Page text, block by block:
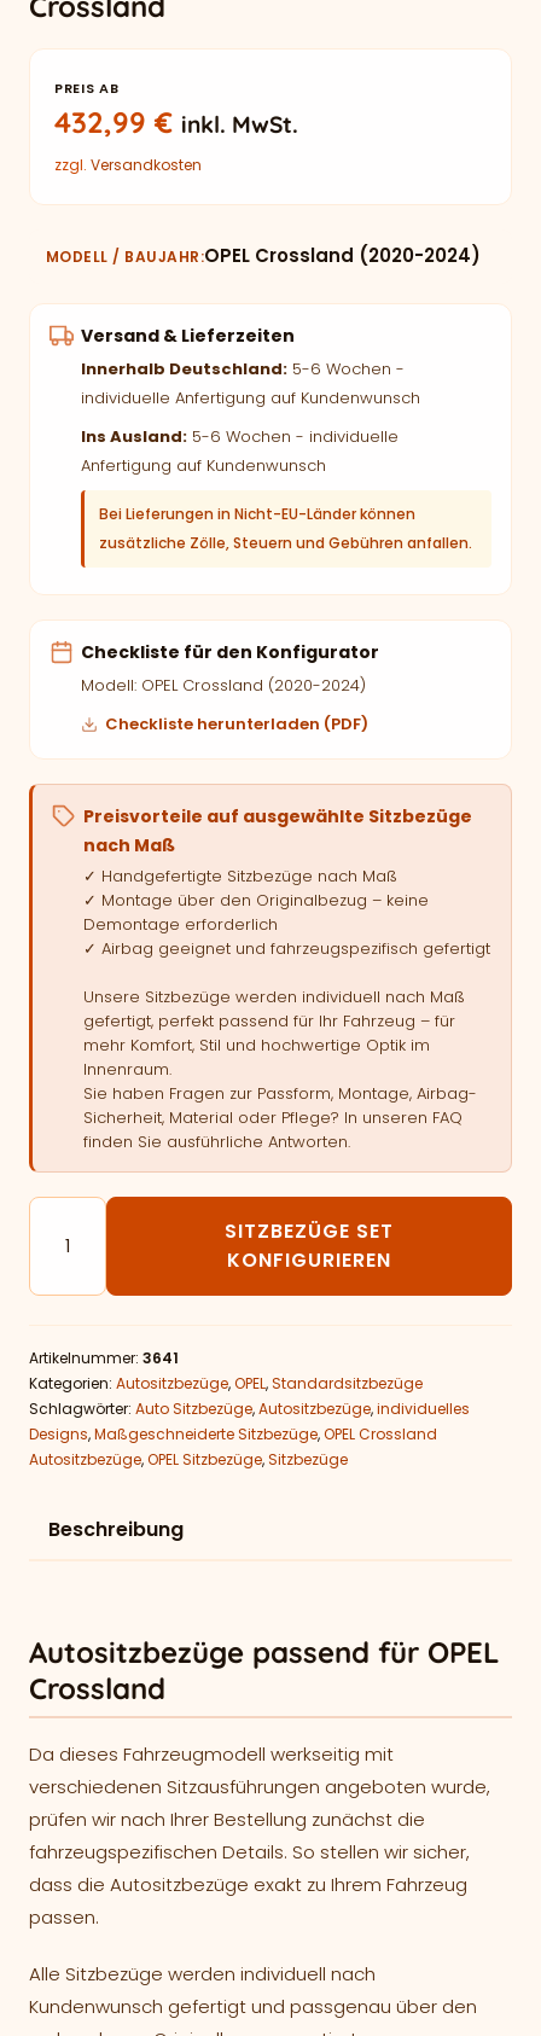
PREIS AB
432,99€ inkl. MwSt.
zzgl. Versandkosten
MODELL / BAUJAHR OPEL Crossland (2020-2024)
Versand & Lieferzeiten
Innerhalb Deutschland: 5-6 Wochen -
individuelle Anfertigung auf Kundenwunsch
Ins Ausland: 5-6 Wochen - individuelle
Anfertigung auf Kundenwunsch
Bei Lieferungen in Nicht-EU-Länder können
zusätzliche Zölle, Steuern und Gebühren anfallen.
Checkliste für den Konfigurator
Modell: OPEL Crossland (2020-2024)
Checkliste herunterladen (PDF)
Preisvorteile auf ausgewählte Sitzbezüge
nach Maß
✓ Handgefertigte Sitzbezüge nach Maß
✓ Montage über den Originalbezug – keine
Demontage erforderlich
✓ Airbag geeignet und fahrzeugspezifisch gefertigt
Unsere Sitzbezüge werden individuell nach Maß
gefertigt, perfekt passend für Ihr Fahrzeug – für
mehr Komfort, Stil und hochwertige Optik im
Innenraum.
Sie haben Fragen zur Passform, Montage, Airbag-
Sicherheit, Material oder Pflege? In unseren FAQ
finden Sie ausführliche Antworten.
Autositzbezüge passend für OPEL Crossland Menge
SITZBEZÜGE SET
KONFIGURIEREN
Artikelnummer: 3641
Kategorien: Autositzbezüge,OPEL,Standardsitzbezüge
Schlagwörter: Auto Sitzbezüge,Autositzbezüge,individuelles
Designs,Maßgeschneiderte Sitzbezüge,OPEL Crossland
Autositzbezüge,OPEL Sitzbezüge,Sitzbezüge
Beschreibung
Autositzbezüge passend für OPEL
Crossland
Da dieses Fahrzeugmodell werkseitig mit
verschiedenen Sitzausführungen angeboten wurde,
prüfen wir nach Ihrer Bestellung zunächst die
fahrzeugspezifischen Details. So stellen wir sicher,
dass die Autositzbezüge exakt zu Ihrem Fahrzeug
passen.
Alle Sitzbezüge werden individuell nach
Kundenwunsch gefertigt und passgenau über den